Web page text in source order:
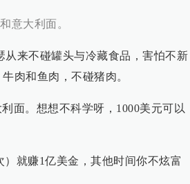
意大利面。
来不碰罐头与冷藏食品，害怕不新
肉和鱼肉，不碰猪肉。
。想想不科学呀，1000美元可以
就赚1亿美金，其他时间你不炫富